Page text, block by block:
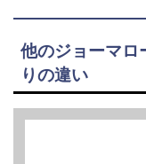
他のジョーマロ
りの違い